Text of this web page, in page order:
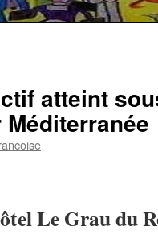
atteint
Le Grau du